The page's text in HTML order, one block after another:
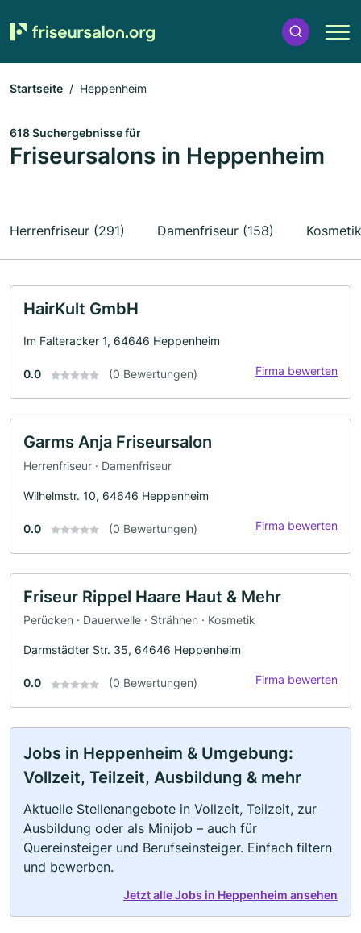
Startseite Heppenheim
618 Suchergebnisse für
Friseursalons in Heppenheim
Herrenfriseur (291) Damenfriseur (158)
HairKult GmbH
Im Falteracker 1, 64646 Heppenheim
0.0 (0 Bewertungen) Firma bewerten
Garms Anja Friseursalon
Herrenfriseur · Damenfriseur
Wilhelmstr. 10, 64646 Heppenheim
0.0 (0 Bewertungen) Firma bewerten
Friseur Rippel Haare Haut & Mehr
Perücken · Dauerwelle · Strähnen · Kosmetik
Darmstädter Str. 35, 64646 Heppenheim
0.0 (0 Bewertungen) Firma bewerten
Jobs in Heppenheim & Umgebung:
Vollzeit, Teilzeit, Ausbildung & mehr
Aktuelle Stellenangebote in Vollzeit, Teilzeit, zur
Ausbildung oder als Minijob – auch für
Quereinsteiger und Berufseinsteiger. Einfach filtern
und bewerben.
Jetzt alle Jobs in Heppenheim ansehen